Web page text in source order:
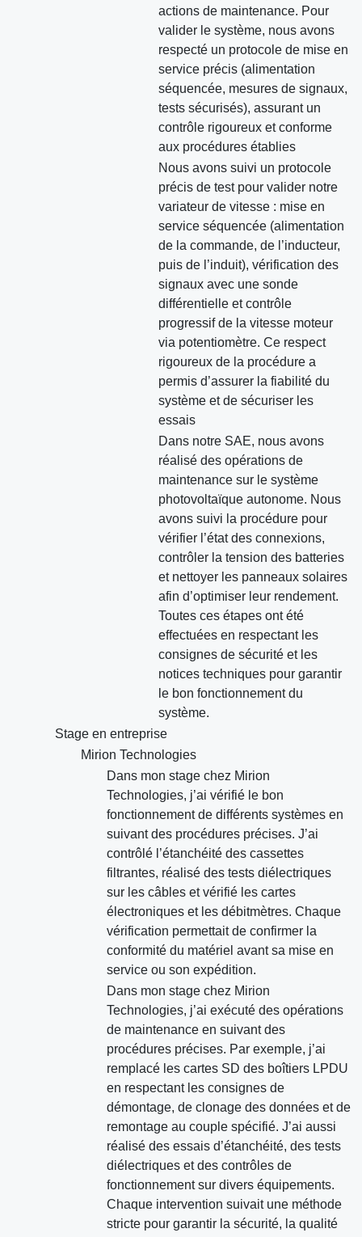
actions de maintenance. Pour
valider le système, nous avons
respecté un protocole de mise en
service précis (alimentation
séquencée, mesures de signaux,
tests sécurisés), assurant un
contrôle rigoureux et conforme
aux procédures établies
Nous avons suivi un protocole
précis de test pour valider notre
variateur de vitesse : mise en
service séquencée (alimentation
de la commande, de l’inducteur,
puis de l’induit), vérification des
signaux avec une sonde
différentielle et contrôle
progressif de la vitesse moteur
via potentiomètre. Ce respect
rigoureux de la procédure a
permis d’assurer la fiabilité du
système et de sécuriser les
essais
Dans notre SAE, nous avons
réalisé des opérations de
maintenance sur le système
photovoltaïque autonome. Nous
avons suivi la procédure pour
vérifier l’état des connexions,
contrôler la tension des batteries
et nettoyer les panneaux solaires
afin d’optimiser leur rendement.
Toutes ces étapes ont été
effectuées en respectant les
consignes de sécurité et les
notices techniques pour garantir
le bon fonctionnement du
système.
Stage en entreprise
Mirion Technologies
Dans mon stage chez Mirion
Technologies, j’ai vérifié le bon
fonctionnement de différents systèmes en
suivant des procédures précises. J’ai
contrôlé l’étanchéité des cassettes
filtrantes, réalisé des tests diélectriques
sur les câbles et vérifié les cartes
électroniques et les débitmètres. Chaque
vérification permettait de confirmer la
conformité du matériel avant sa mise en
service ou son expédition.
Dans mon stage chez Mirion
Technologies, j’ai exécuté des opérations
de maintenance en suivant des
procédures précises. Par exemple, j’ai
remplacé les cartes SD des boîtiers LPDU
en respectant les consignes de
démontage, de clonage des données et de
remontage au couple spécifié. J’ai aussi
réalisé des essais d’étanchéité, des tests
diélectriques et des contrôles de
fonctionnement sur divers équipements.
Chaque intervention suivait une méthode
stricte pour garantir la sécurité, la qualité